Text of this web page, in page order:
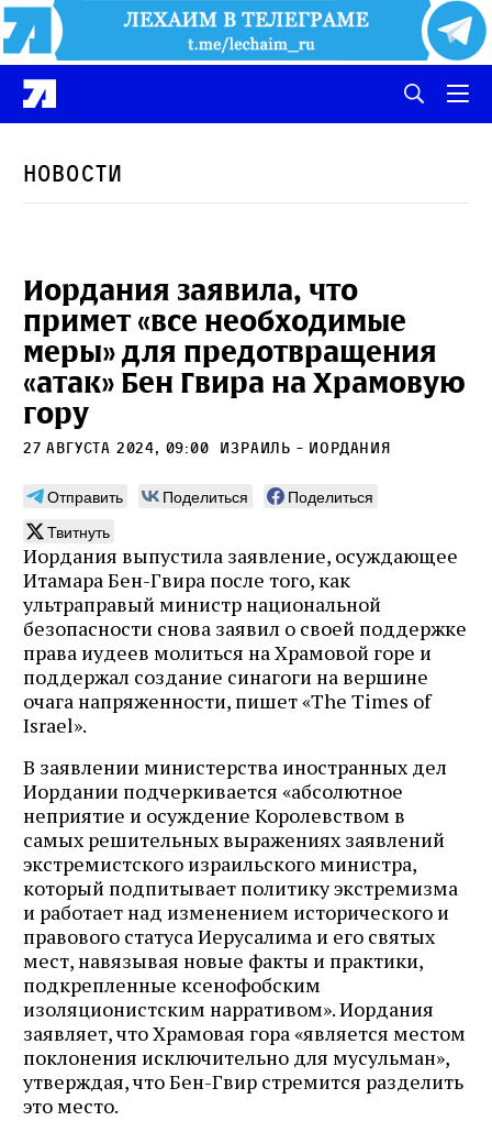
Новости
Иордания заявила, что
примет «все необходимые
меры» для предотвращения
«атак» Бен Гвира на Храмовую
гору
27 августа 2024, 09:00 Израиль - Иордания
Отправить Поделиться
Поделиться
Твитнуть
Иордания выпустила заявление, осуждающее
Итамара Бен-Гвира после того, как
ультраправый министр национальной
безопасности снова заявил о своей поддержке
права иудеев молиться на Храмовой горе и
поддержал создание синагоги на вершине
очага напряженности, пишет «The Times of
Israel».
В заявлении министерства иностранных дел
Иордании подчеркивается «абсолютное
неприятие и осуждение Королевством в
самых решительных выражениях заявлений
экстремистского израильского министра,
который подпитывает политику экстремизма
и работает над изменением исторического и
правового статуса Иерусалима и его святых
мест, навязывая новые факты и практики,
подкрепленные ксенофобским
изоляционистским нарративом». Иордания
заявляет, что Храмовая гора «является местом
поклонения исключительно для мусульман»,
утверждая, что Бен-Гвир стремится разделить
это место.